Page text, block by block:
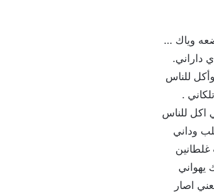
وياك …
داراني.
للناس
.
اكل للناس
وداني
اصار